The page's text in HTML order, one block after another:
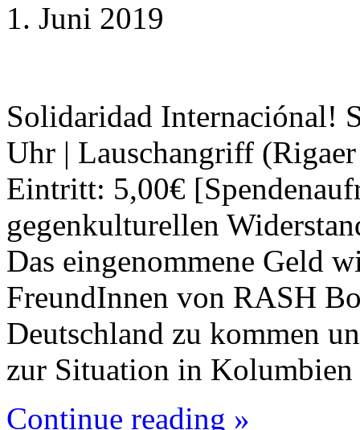
1. Juni 2019
Solidaridad Internaciónal!
Uhr | Lauschangriff
Eintritt: 5,00€
gegenkulturellen
Das eingenommene Geld
FreundInnen von RASH
Deutschland zu kommen
zur Situation in
Continue reading »